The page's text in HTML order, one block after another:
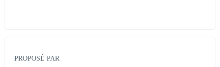
PROPOSÉ PAR